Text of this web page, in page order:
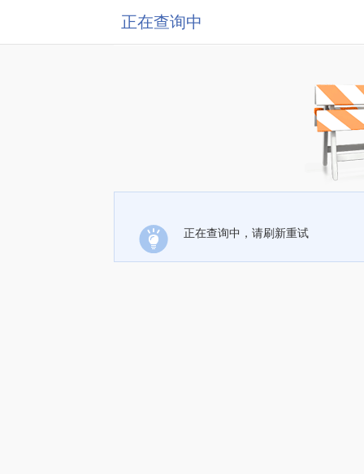
正在查询中
正在查询中，请刷新重试